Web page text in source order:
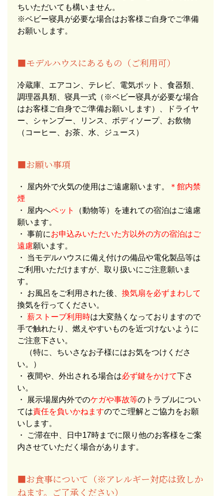
ちいただいても構いません。
※ベビー寝具が必要な場合はお客様ご自身でご準備
お願いします。
■モデルハウスにあるもの（ご利用可）
冷蔵庫、エアコン、テレビ、電気ポット、食器類、
調理器具類、寝具一式（※ベビー寝具が必要な場合
はお客様ご自身でご準備お願いします）、ドライヤ
ー、シャンプー、リンス、ボディソープ、お飲物
（コーヒー、お茶、水、ジュース）
■お願い事項
・ 屋内外で火気の使用はご遠慮願います。
＊館内禁
煙
・ 屋内へペット
（動物等）を連れての宿泊はご遠慮
願います。
・ 事前にお申込みいただいた方以外の方の宿泊はご
遠慮願います。
・ 当モデルハウスに備え付けの備品や電化製品等は
ご利用いただけますが、取り扱いにご注意願いま
す。
・ お風呂をご利用された後、 換気扇を必ずまわして
換気を行ってください。
・ 薪ストーブ利用時は大変熱くなっておりますので
手で触れたり、燃えやすいものを近づけないように
ご注意下さい。
（特に、ちいさなお子様にはお気をつけくださ
い。）
・ 夜間や、外出される場合は必ず鍵をかけて下さ
い。
・ 展示場屋内外でのケガや事故等のトラブルについ
ては責任を負いかねますのでご理解とご協力をお願
いします。
・ ご滞在中、日中17時までに限り他のお客様をご案
内させていただく場合があります。
■お食事について（※アレルギー対応は致しか
ねます。ご了承ください）